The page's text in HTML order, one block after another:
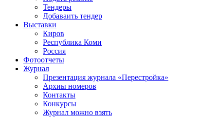
Тендеры
Добаваить тендер
Выставки
Киров
Республика Коми
Россия
Фотоотчеты
Журнал
Презентация журнала «Перестройка»
Архиы номеров
Контакты
Конкурсы
Журнал можно взять